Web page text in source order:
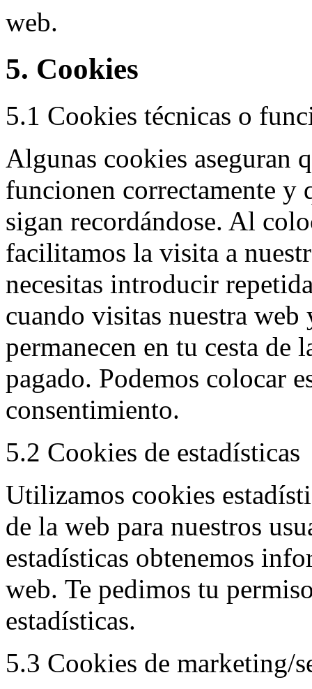
web.
5. Cookies
5.1 Cookies técnicas o
Algunas cookies aseguran
funcionen correctamente y
sigan recordándose. Al
facilitamos la visita a
necesitas introducir
cuando visitas nuestra
permanecen en tu cesta de
pagado. Podemos colocar
consentimiento.
5.2 Cookies de estadísticas
Utilizamos cookies
de la web para nuestros
estadísticas obtenemos
web. Te pedimos tu
estadísticas.
5.3 Cookies de marketing/